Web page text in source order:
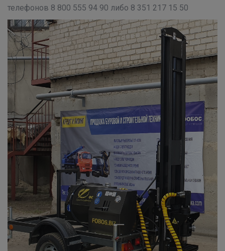
телефонов 8 800 555 94 90 либо 8 351 217 15 50